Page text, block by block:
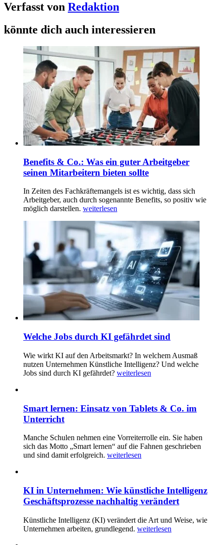
Verfasst von Redaktion
könnte dich auch interessieren
Benefits & Co.: Was ein guter Arbeitgeber
seinen Mitarbeitern bieten sollte
In Zeiten des Fachkräftemangels ist es wichtig, dass sich
Arbeitgeber, auch durch sogenannte Benefits, so positiv wie
möglich darstellen. weiterlesen
Welche Jobs durch KI gefährdet sind
Wie wirkt KI auf den Arbeitsmarkt? In welchem Ausmaß
nutzen Unternehmen Künstliche Intelligenz? Und welche
Jobs sind durch KI gefährdet? weiterlesen
Smart lernen: Einsatz von Tablets & Co. im
Unterricht
Manche Schulen nehmen eine Vorreiterrolle ein. Sie haben
sich das Motto „Smart lernen“ auf die Fahnen geschrieben
und sind damit erfolgreich. weiterlesen
KI in Unternehmen: Wie künstliche Intelligenz
Geschäftsprozesse nachhaltig verändert
Künstliche Intelligenz (KI) verändert die Art und Weise, wie
Unternehmen arbeiten, grundlegend. weiterlesen